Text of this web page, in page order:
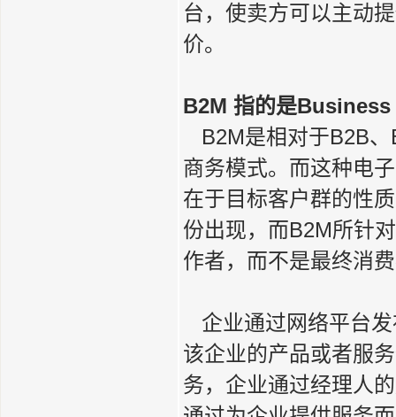
台，使卖方可以主动
价。
B2M 指的是
B2M是相对于B2B、
商务模式。而这种电
在于目标客户群的性
份出现，而B2M所针
作者，而不是最终消
企业通过网络平台
该企业的产品或者服
务，企业通过经理人